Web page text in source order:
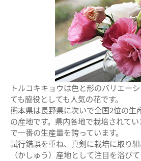
トルコキキョウは色と形のバリエー
ても脇役としても人気の花です。
熊本県は長野県に次いで全国2位の生
の産地です。県内各地で栽培されて
で一番の生産量を誇っています。
試行錯誤を重ね、真剣に栽培に取り
（かしゅう）産地として注目を浴びて